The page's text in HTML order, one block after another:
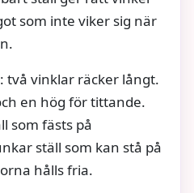
som inte viker sig när
två vinklar räcker långt.
en hög för tittande.
som fästs på
ställ som kan stå på
hålls fria.